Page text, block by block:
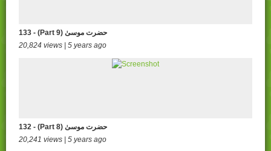
133 - (Part 9) حضرت موسیٰ
20,824 views | 5 years ago
132 - (Part 8) حضرت موسیٰ
20,241 views | 5 years ago